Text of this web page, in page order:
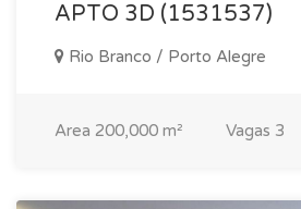
APTO 3D (1531537)
Rio Branco / Porto Alegre
Area 200,000 m² Vagas 3